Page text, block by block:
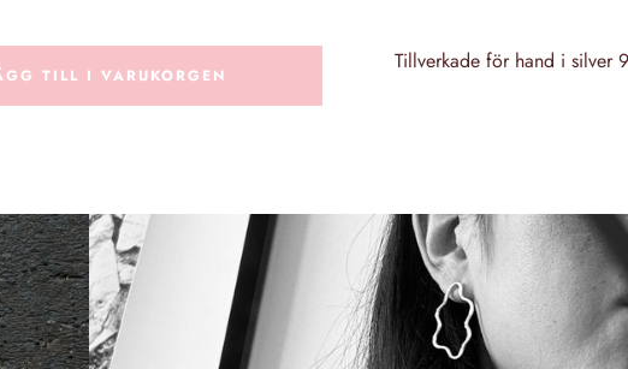
Tillverkade för hand i silver
TILL I VARUKORGEN